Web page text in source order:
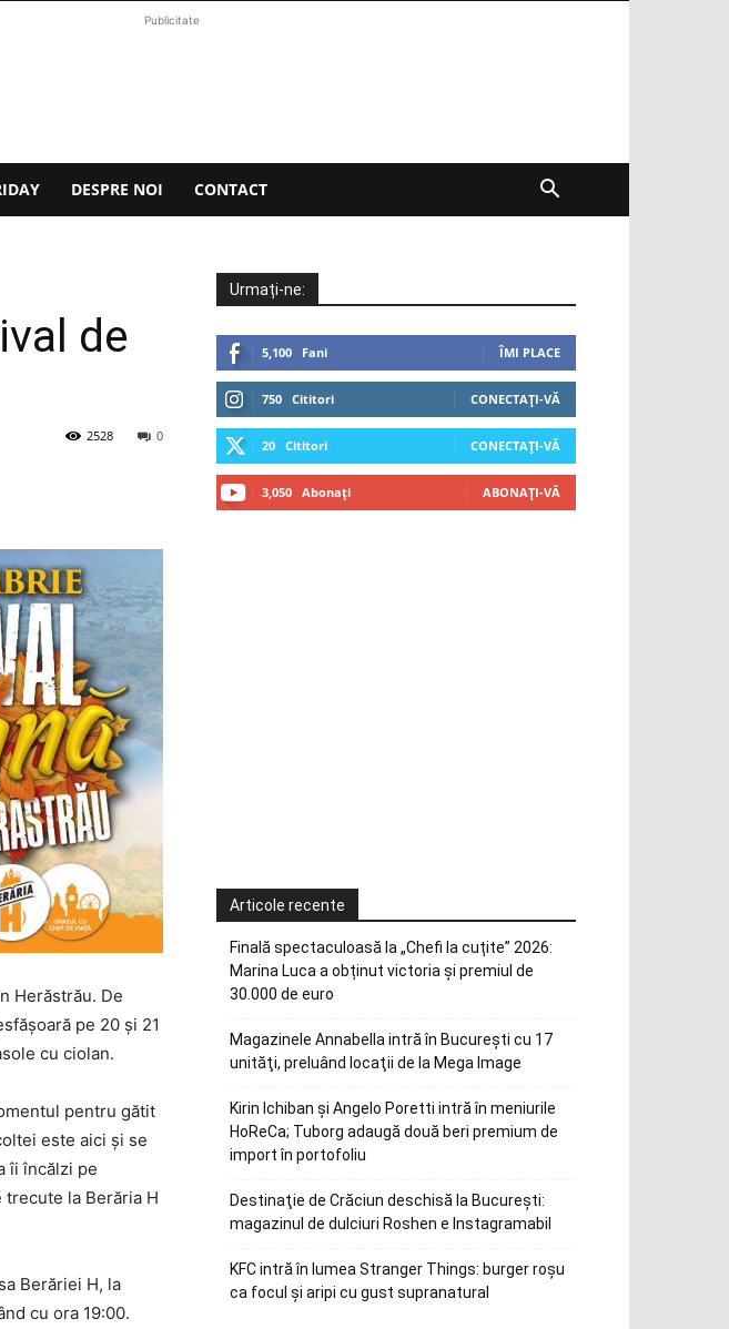
Publicitate
DESPRE NOI CONTACT
de
0
2528
Herăstrău. De
pe 20 şi 21
cu ciolan.
pentru gătit
este aici şi se
îi încălzi pe
la Berăria H
Berăriei H, la
cu ora 19:00.
Urmați-ne:
5,100 Fani ÎMI PLACE
750 Cititori CONECTAȚI-VĂ
20 Cititori CONECTAȚI-VĂ
3,050 Abonați ABONAȚI-VĂ
Articole recente
Finală spectaculoasă la „Chefi la cuțite” 2026:
Marina Luca a obținut victoria și premiul de
30.000 de euro
Magazinele Annabella intră în Bucureşti cu 17
unităţi, preluând locaţii de la Mega Image
Kirin Ichiban și Angelo Poretti intră în meniurile
HoReCa; Tuborg adaugă două beri premium de
import în portofoliu
Destinaţie de Crăciun deschisă la Bucureşti:
magazinul de dulciuri Roshen e Instagramabil
KFC intră în lumea Stranger Things: burger roșu
ca focul și aripi cu gust supranatural